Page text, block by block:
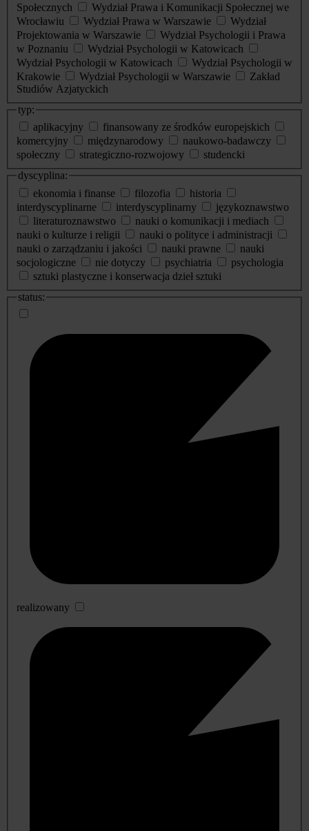
Społecznych
Wydział Prawa i Komunikacji Społecznej we
Wrocławiu
Wydział Prawa w Warszawie
Wydział
Projektowania w Warszawie
Wydział Psychologii i Prawa
w Poznaniu
Wydział Psychologii w Katowicach
Wydział Psychologii w Katowicach
Wydział Psychologii w
Krakowie
Wydział Psychologii w Warszawie
Zakład
Studiów Azjatyckich
typ:
aplikacyjny
finansowany ze środków europejskich
komercyjny
międzynarodowy
naukowo-badawczy
społeczny
strategiczno-rozwojowy
studencki
dyscyplina:
ekonomia i finanse
filozofia
historia
interdyscyplinarne
interdyscyplinarny
językoznawstwo
literaturoznawstwo
nauki o komunikacji i mediach
nauki o kulturze i religii
nauki o polityce i administracji
nauki o zarządzaniu i jakości
nauki prawne
nauki
socjologiczne
nie dotyczy psychiatria
psychologia
sztuki plastyczne i konserwacja dzieł sztuki
status:
realizowany